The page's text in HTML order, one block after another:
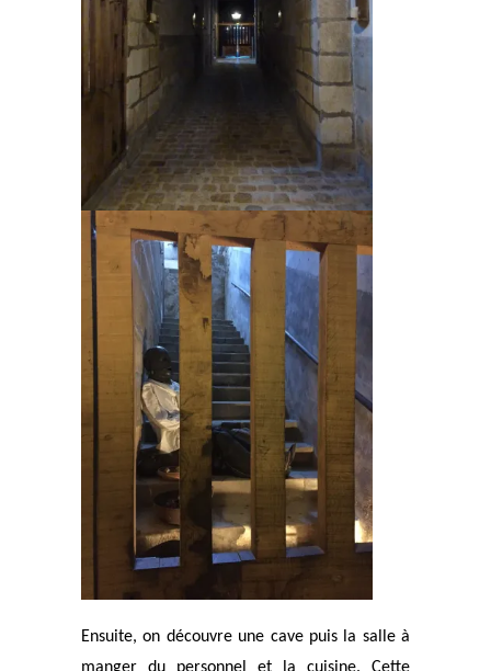
Ensuite, on découvre une cave puis la salle à
manger du personnel et la cuisine. Cette